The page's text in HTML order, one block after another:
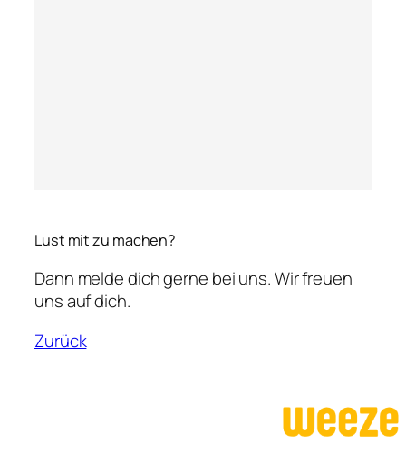
Lust mit zu machen?
Dann melde dich gerne bei uns. Wir freuen
uns auf dich.
Zurück